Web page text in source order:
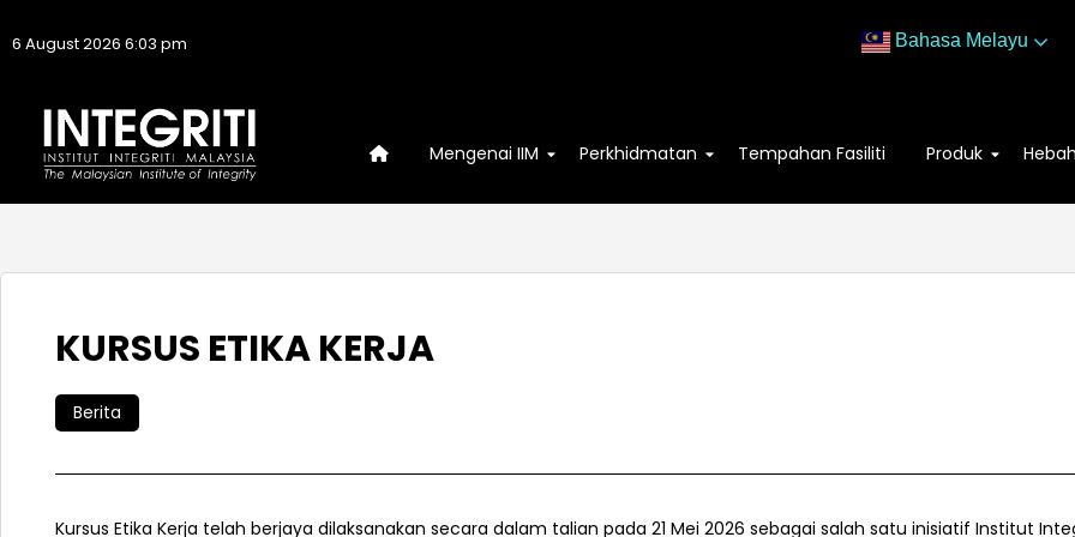
6 August 2026 6:03 pm Bahasa Melayu
Mengenai IIM Perkhidmatan Tempahan Fasiliti Produk
KURSUS ETIKA KERJA
Berita
Kursus Etika Kerja telah berjaya dilaksanakan secara dalam talian pada 21 Mei 2026 sebagai salah satu inisiatif Institut